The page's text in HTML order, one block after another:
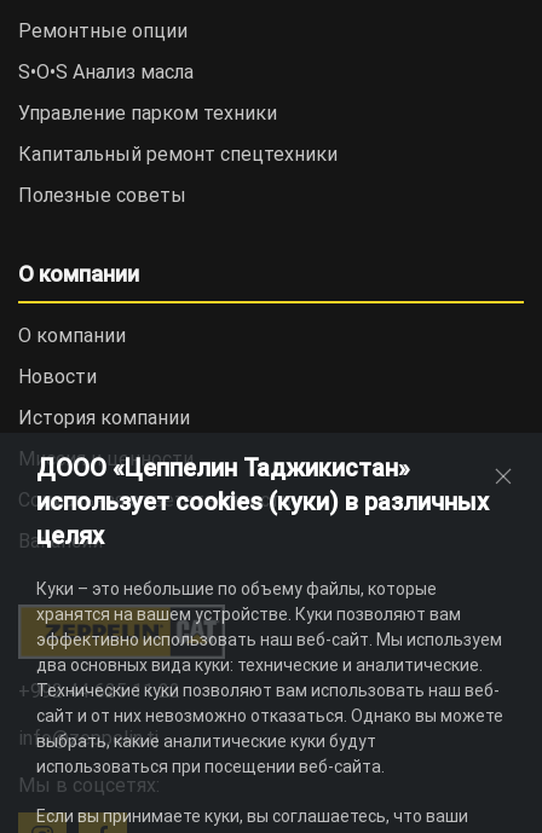
Ремонтные опции
S•O•S Анализ масла
Управление парком техники
Капитальный ремонт спецтехники
Полезные советы
О компании
О компании
Новости
История компании
Миссия и ценности
Социальная ответственность
Вакансии
+992 44 625 11 22
info@zeppelin.tj
Мы в соцсетях:
ДООО «Цеппелин Таджикистан»
использует cookies (куки) в различных
целях
Куки – это небольшие по объему файлы, которые
хранятся на вашем устройстве. Куки позволяют вам
эффективно использовать наш веб-сайт. Мы используем
два основных вида куки: технические и аналитические.
Технические куки позволяют вам использовать наш веб-
сайт и от них невозможно отказаться. Однако вы можете
выбрать, какие аналитические куки будут
использоваться при посещении веб-сайта.
Если вы принимаете куки, вы соглашаетесь, что ваши